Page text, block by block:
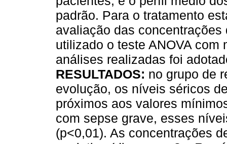
padrão. Para o tratamento
avaliação das
utilizado o teste ANOVA
análises realizadas foi
RESULTADOS: no grupo de
evolução, os níveis séricos
próximos aos valores
com sepse grave, esses
(p<0,01). As concentrações